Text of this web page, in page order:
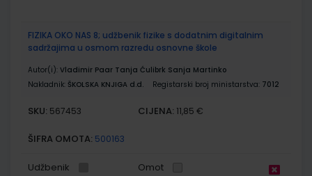
FIZIKA OKO NAS 8; udžbenik fizike s dodatnim digitalnim
sadržajima u osmom razredu osnovne škole
Autor(i): Vladimir Paar Tanja Ćulibrk Sanja Martinko
Nakladnik: ŠKOLSKA KNJIGA d.d. Registarski broj ministarstva: 7012
SKU: 567453 CIJENA: 11,85 €
ŠIFRA OMOTA: 500163
Udžbenik Omot